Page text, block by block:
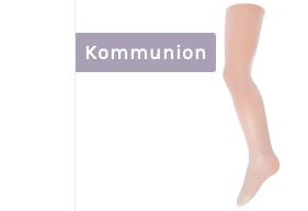
Kommunion